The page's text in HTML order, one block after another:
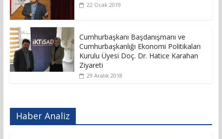
22 Ocak 2019
Cumhurbaşkanı Başdanışmanı ve
Cumhurbaşkanlığı Ekonomi Politikaları
Kurulu Üyesi Doç. Dr. Hatice Karahan
Ziyareti
29 Aralık 2018
Haber Analiz